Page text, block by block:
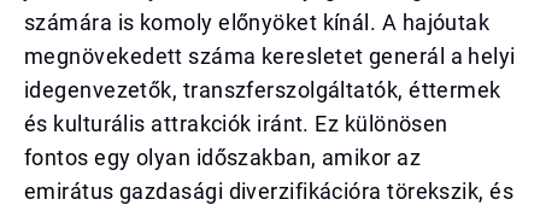
számára is komoly előnyöket kínál. A hajóutak
megnövekedett száma keresletet generál a helyi
idegenvezetők, transzferszolgáltatók, éttermek
és kulturális attrakciók iránt. Ez különösen
fontos egy olyan időszakban, amikor az
emirátus gazdasági diverzifikációra törekszik, és